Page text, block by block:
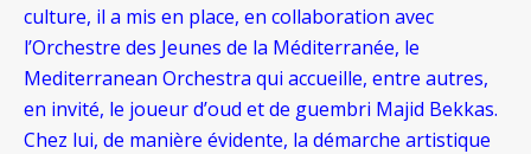
culture, il a mis en place, en collaboration avec
l’Orchestre des Jeunes de la Méditerranée, le
Mediterranean Orchestra qui accueille, entre autres,
en invité, le joueur d’oud et de guembri Majid Bekkas.
Chez lui, de manière évidente, la démarche artistique